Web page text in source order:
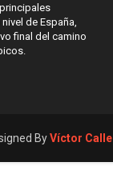
de España,
final del camino
ByVíctor Calle